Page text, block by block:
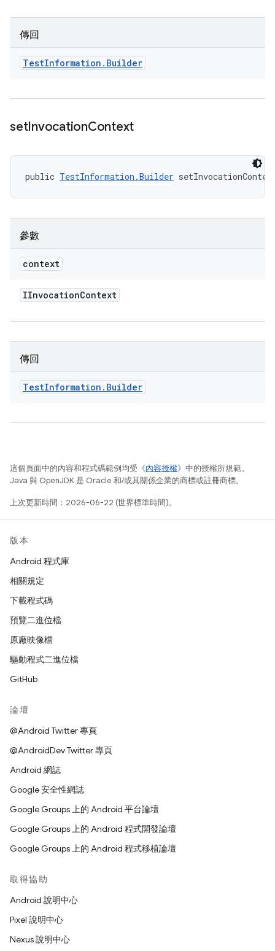
傳回
TestInformation . Builder
setInvocationContext
public TestInformation.Builder
參數
context
IInvocationContext
傳回
TestInformation . Builder
這個頁面中的內容和程式碼範例均受《內容授權》中的授權所規範。
Java 與 OpenJDK 是 Oracle 和/或其關係企業的商標或註冊商標。
上次更新時間：2026-06-22 (世界標準時間)。
版本
Android 程式庫
相關規定
下載程式碼
預覽二進位檔
原廠映像檔
驅動程式二進位檔
GitHub
論壇
@Android Twitter 專頁
@AndroidDev Twitter 專頁
Android 網誌
Google 安全性網誌
Google Groups 上的 Android 平台論壇
Google Groups 上的 Android 程式開發論壇
Google Groups 上的 Android 程式移植論壇
取得協助
Android 說明中心
Pixel 說明中心
Nexus 說明中心